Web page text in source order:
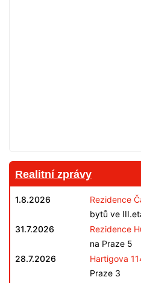
Realitní zprávy
1.8.2026 Rezidence
bytů ve
31.7.2026
Rezidence
na Praze 5
28.7.2026
Hartigova
Praze 3